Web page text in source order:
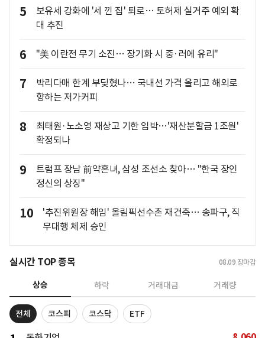
5
보유세 강화에 '세 낀 집' 퇴로… 토허제 실거주 예외 확
대 추진
6 "美 이란전 무기 소진… 장기화 시 중·러에 유리"
7
박리다매 한계 부딪혔나… 국내선 가격 올리고 해외로
향하는 저가커피
8
최태원·노소영 재상고 기한 임박…'재산분할금 1조원'
확정되나
9
트럼프 장남 前약혼녀, 삼성 조선소 찾아… "한국 장인
정신의 상징"
10
'추진위원장 해임' 올림픽선수촌 재건축… 송파구, 직
무대행 체제 승인
실시간 TOP 종목 08.09 장마감
상승 하락 거래대금 거래량
전체 코스피 코스닥 ETF